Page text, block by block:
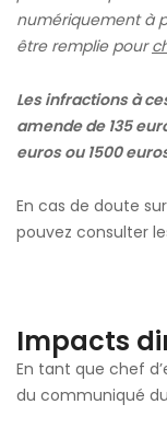
numériquement à
être remplie pour
Les infractions à
amende de 135
euros ou 1500
En cas de doute
pouvez consulter
Impacts
En tant que chef
du communiqué